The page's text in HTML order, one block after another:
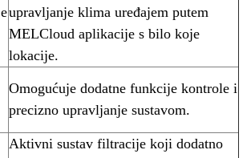
upravljanje klima uređajem putem
MELCloud aplikacije s bilo koje
lokacije.
Omogućuje dodatne funkcije kontrole i
precizno upravljanje sustavom.
Aktivni sustav filtracije koji dodatno